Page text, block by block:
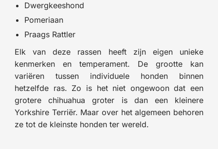
Dwergkeeshond
Pomeriaan
Praags Rattler
Elk van deze rassen heeft zijn eigen unieke
kenmerken en temperament. De grootte kan
variëren tussen individuele honden binnen
hetzelfde ras. Zo is het niet ongewoon dat een
grotere chihuahua groter is dan een kleinere
Yorkshire Terriër. Maar over het algemeen behoren
ze tot de kleinste honden ter wereld.